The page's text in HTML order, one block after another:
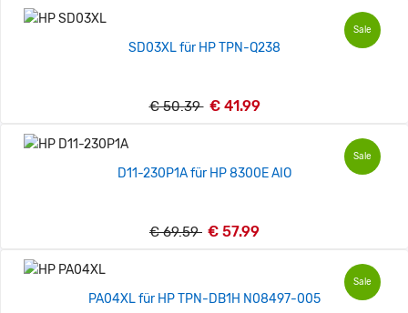
Sale
SD03XL für HP TPN-Q238
€ 50.39 € 41.99
Sale
D11-230P1A für HP 8300E AIO
€ 69.59 € 57.99
Sale
PA04XL für HP TPN-DB1H N08497-005